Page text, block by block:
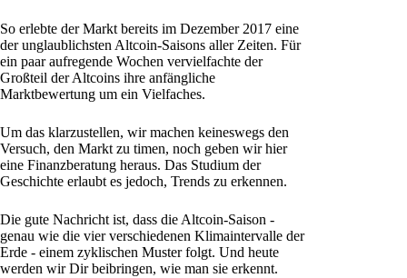
So erlebte der Markt bereits im Dezember 2017 eine
der unglaublichsten Altcoin-Saisons aller Zeiten. Für
ein paar aufregende Wochen vervielfachte der
Großteil der Altcoins ihre anfängliche
Marktbewertung um ein Vielfaches.
Um das klarzustellen, wir machen keineswegs den
Versuch, den Markt zu timen, noch geben wir hier
eine Finanzberatung heraus. Das Studium der
Geschichte erlaubt es jedoch, Trends zu erkennen.
Die gute Nachricht ist, dass die Altcoin-Saison -
genau wie die vier verschiedenen Klimaintervalle der
Erde - einem zyklischen Muster folgt. Und heute
werden wir Dir beibringen, wie man sie erkennt.